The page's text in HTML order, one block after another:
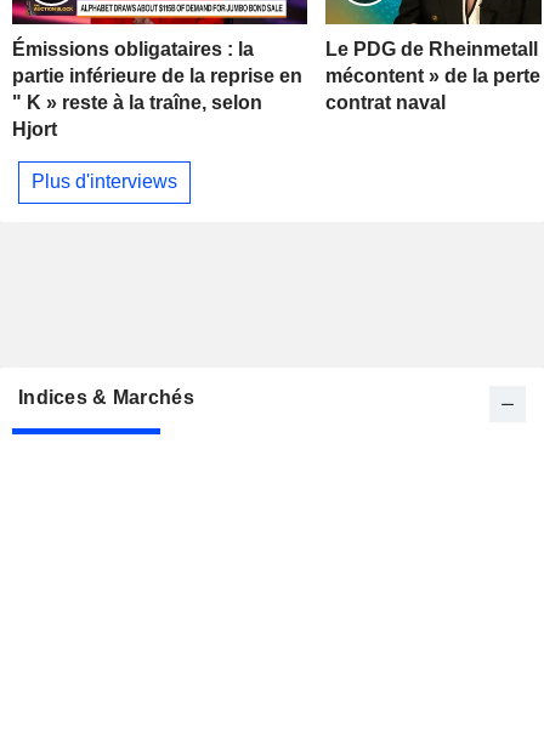
Émissions obligataires : la
partie inférieure de la reprise en
" K » reste à la traîne, selon
Hjort
Le PDG de
mécontent » de la
contrat naval
Plus d'interviews
Indices & Marchés